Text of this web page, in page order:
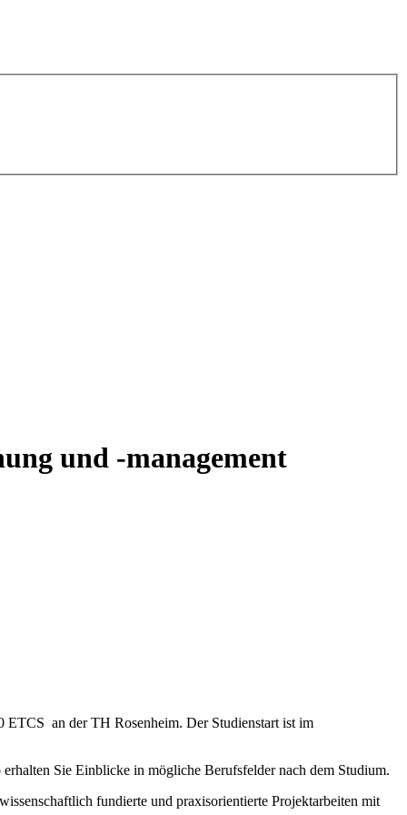
und -management
ETCS an der TH Rosenheim. Der Studienstart ist im
Sie Einblicke in mögliche Berufsfelder nach dem Studium.
fundierte und praxisorientierte Projektarbeiten mit